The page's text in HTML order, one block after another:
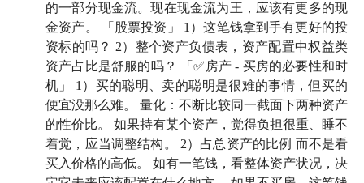
新，给许多老破小的配套价值提升了一个档次
21:35当地段不再是房价的唯一决定因素，我们该如何
判断一套房子的价值？
24:29 以投资目的买房，投资都很难得到好的结果；以
自住目的买房，反而在投资上能得到好的结果
27:17日本房产投资容易踩的坑：海景房看起来漂亮但
的一部分现金流。现在现金流为王，应该有更多的现
金资产。 「股票投资」 1）这笔钱拿到手有更好的投
资标的吗？ 2）整个资产负债表，资产配置中权益类
资产占比是舒服的吗？ 「✅房产 - 买房的必要性和时
机」 1）买的聪明、卖的聪明是很难的事情，但买的
便宜没那么难。 量化：不断比较同一截面下两种资产
的性价比。 如果持有某个资产，觉得负担很重、睡不
着觉，应当调整结构。 2）占总资产的比例 而不是看
买入价格的高低。 如有一笔钱，看整体资产状况，决